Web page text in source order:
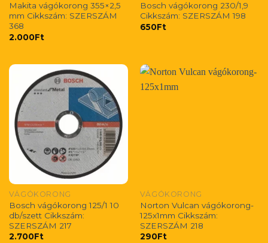
Makita vágókorong 355×2,5
mm Cikkszám: SZERSZÁM
368
2.000Ft
Bosch vágókorong 230/1,9
Cikkszám: SZERSZÁM 198
650Ft
VÁGÓKORONG
Bosch vágókorong 125/1 10
db/szett Cikkszám:
SZERSZÁM 217
2.700Ft
VÁGÓKORONG
Norton Vulcan vágókorong-
125x1mm Cikkszám:
SZERSZÁM 218
290Ft